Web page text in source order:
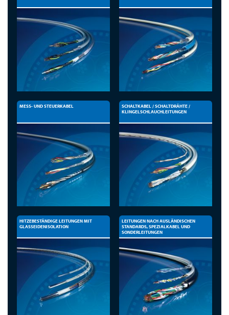
MESS- UND STEUERKABEL
SCHALTKABEL / SCHALTDRÄHTE /
KLINGELSCHLAUCHLEITUNGEN
HITZEBESTÄNDIGE LEITUNGEN MIT
GLASSEIDENISOLATION
LEITUNGEN NACH AUSLÄNDISCHEN
STANDARDS, SPEZIALKABEL UND
SONDERLEITUNGEN